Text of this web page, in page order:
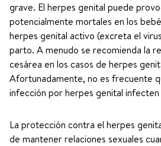
grave. El herpes genital puede
potencialmente mortales en los
herpes genital activo (excreta el
parto. A menudo se recomienda la
cesárea en los casos de herpes
Afortunadamente, no es frecuente
infección por herpes genital infecten
La protección contra el herpes
de mantener relaciones sexuales